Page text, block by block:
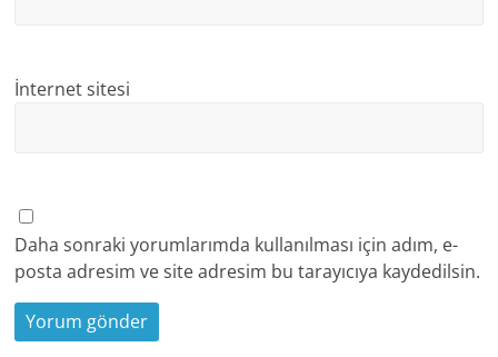
İnternet sitesi
Daha sonraki yorumlarımda kullanılması için adım, e-
posta adresim ve site adresim bu tarayıcıya kaydedilsin.